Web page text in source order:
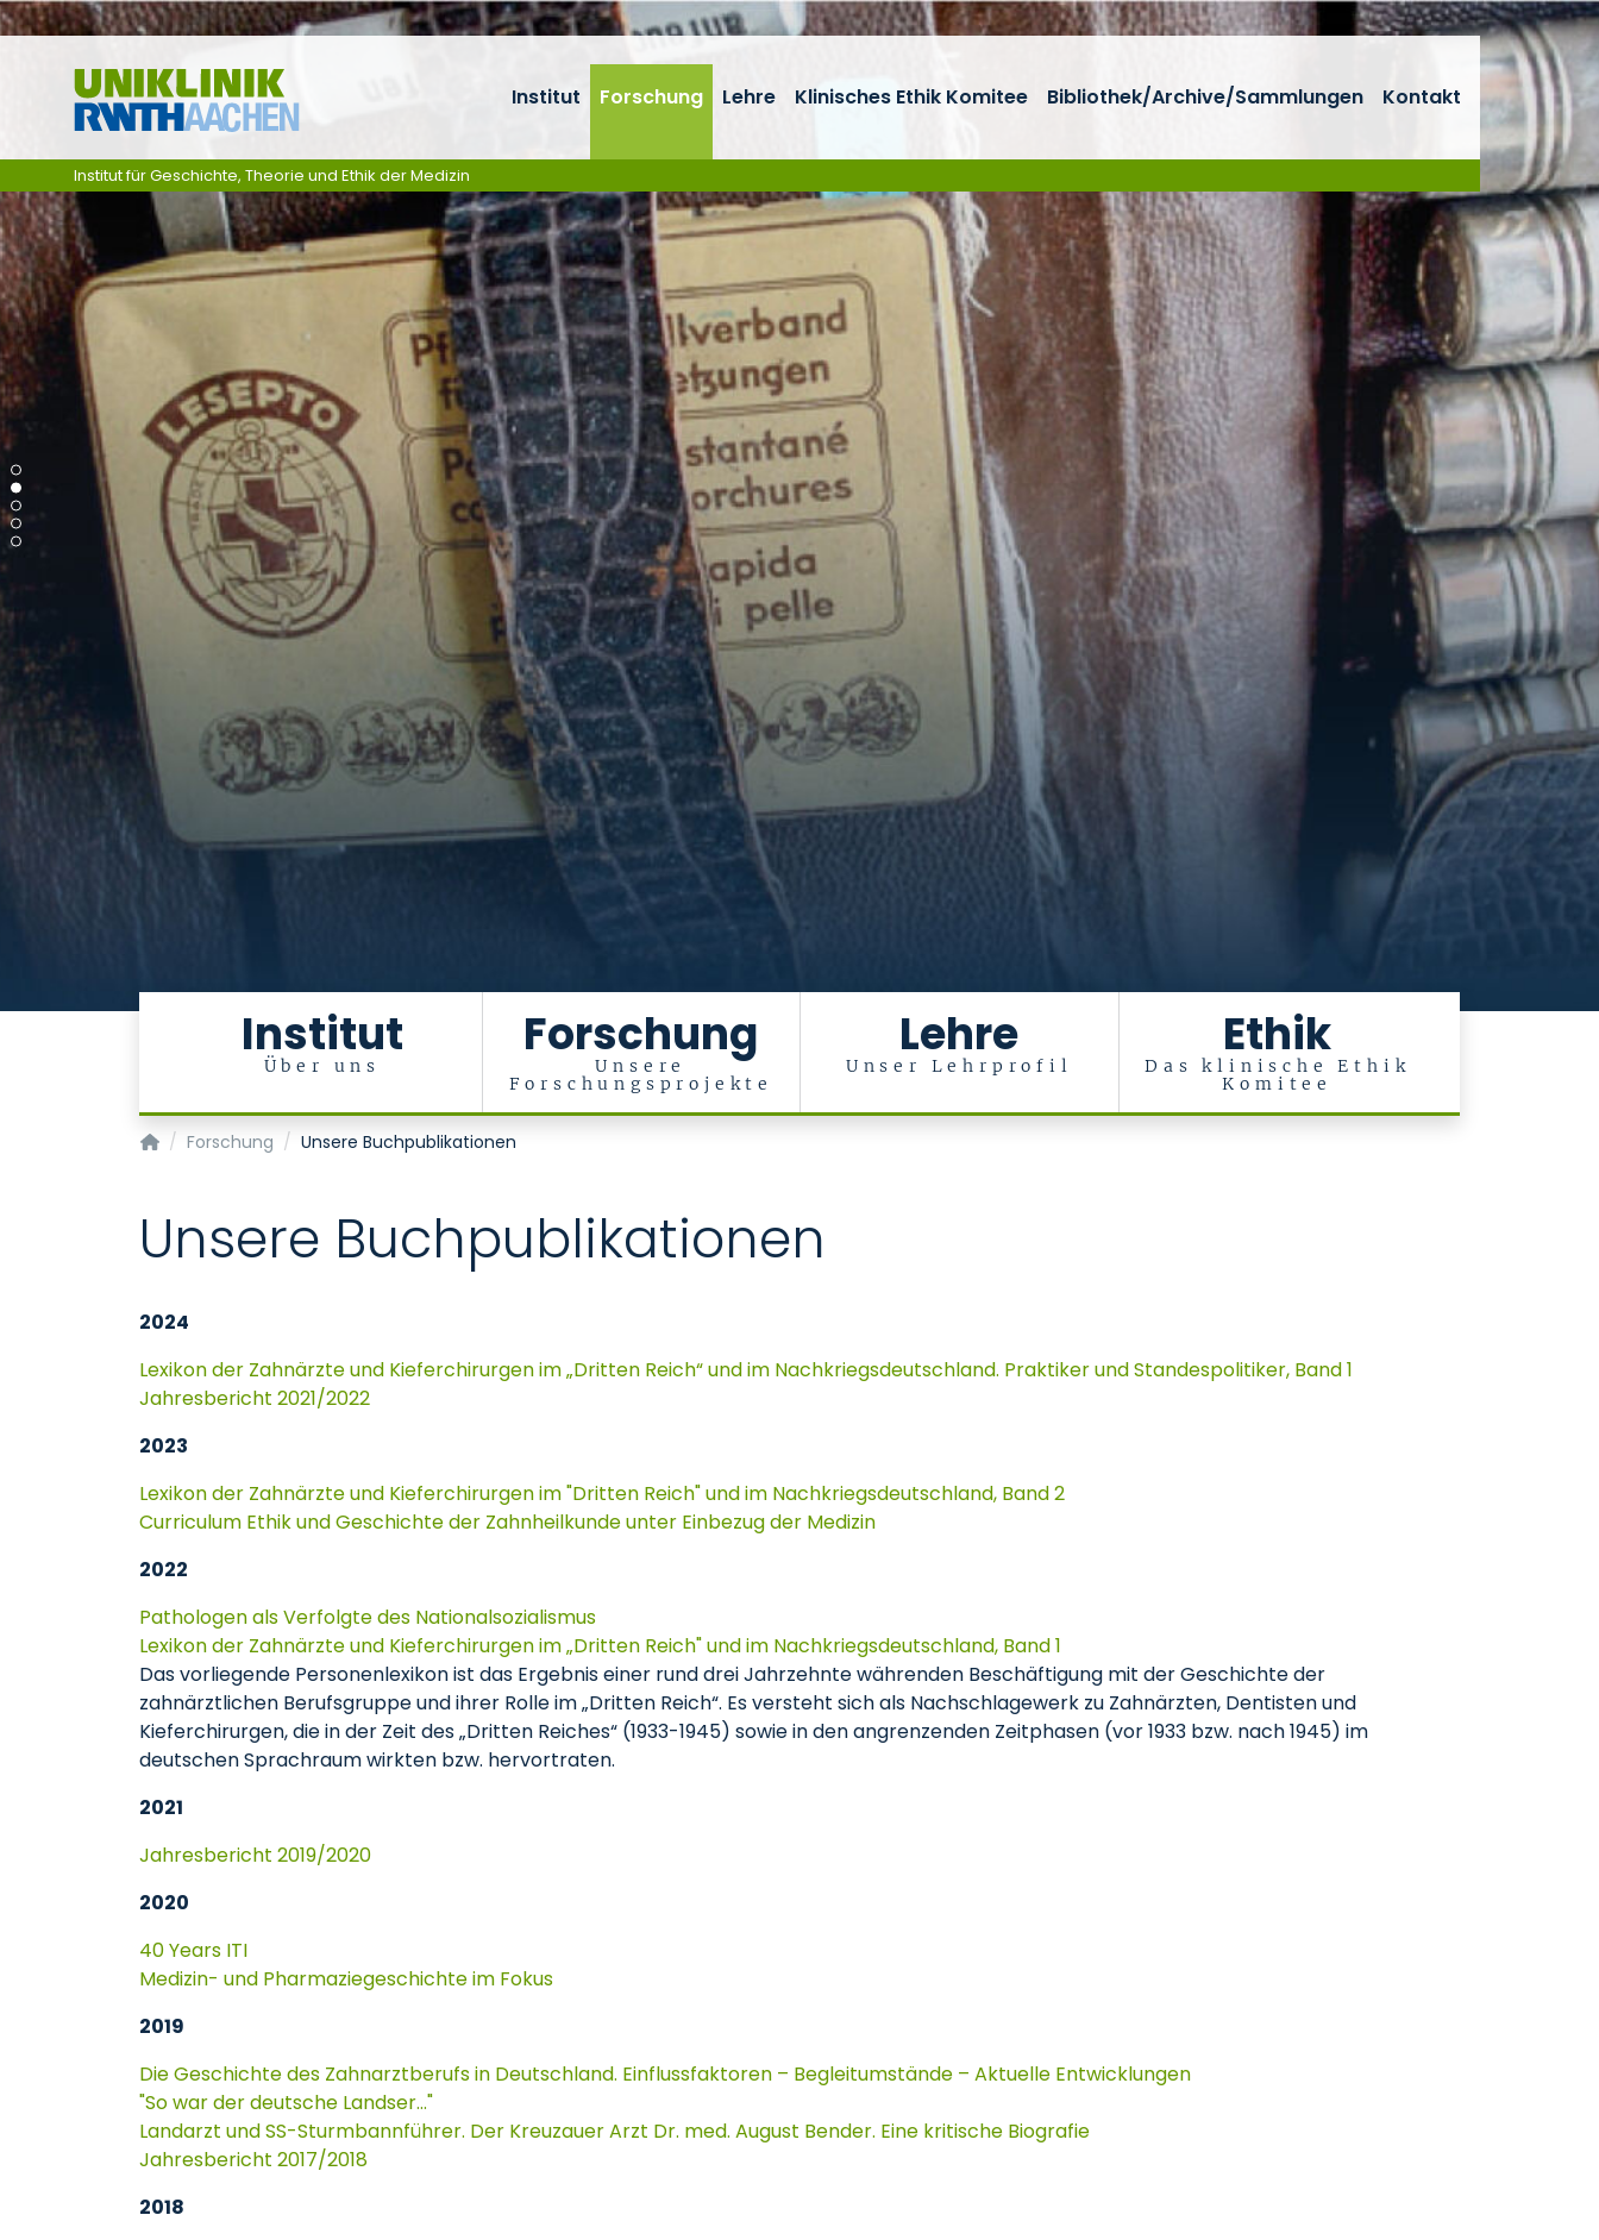
Ga naar navigatie
Institut
Über uns
Forschung
Unsere
Forschungsprojekte
Lehre
Unser Lehrprofil
Ethik
Das klinische Ethik
Komitee
Institut Forschung Lehre Klinisches Ethik Komitee Bibliothek/Archive/Sammlungen Kontakt
Institut für Geschichte, Theorie und Ethik der Medizin
Institut für Geschichte, Theorie und Ethik der Medizin
Forschung Unsere Buchpublikationen
Unsere Buchpublikationen
2024
Lexikon der Zahnärzte und Kieferchirurgen im „Dritten Reich“ und im Nachkriegsdeutschland. Praktiker und Standespolitiker, Band 1
Jahresbericht 2021/2022
2023
Lexikon der Zahnärzte und Kieferchirurgen im "Dritten Reich" und im Nachkriegsdeutschland, Band 2
Curriculum Ethik und Geschichte der Zahnheilkunde unter Einbezug der Medizin
2022
Pathologen als Verfolgte des Nationalsozialismus
Lexikon der Zahnärzte und Kieferchirurgen im „Dritten Reich" und im Nachkriegsdeutschland, Band 1
Das vorliegende Personenlexikon ist das Ergebnis einer rund drei Jahrzehnte währenden Beschäftigung mit der Geschichte der
zahnärztlichen Berufsgruppe und ihrer Rolle im „Dritten Reich“. Es versteht sich als Nachschlagewerk zu Zahnärzten, Dentisten und
Kieferchirurgen, die in der Zeit des „Dritten Reiches“ (1933-1945) sowie in den angrenzenden Zeitphasen (vor 1933 bzw. nach 1945) im
deutschen Sprachraum wirkten bzw. hervortraten.
2021
Jahresbericht 2019/2020
2020
40 Years ITI
Medizin- und Pharmaziegeschichte im Fokus
2019
Die Geschichte des Zahnarztberufs in Deutschland. Einflussfaktoren – Begleitumstände – Aktuelle Entwicklungen
"So war der deutsche Landser..."
Landarzt und SS-Sturmbannführer. Der Kreuzauer Arzt Dr. med. August Bender. Eine kritische Biografie
Jahresbericht 2017/2018
2018